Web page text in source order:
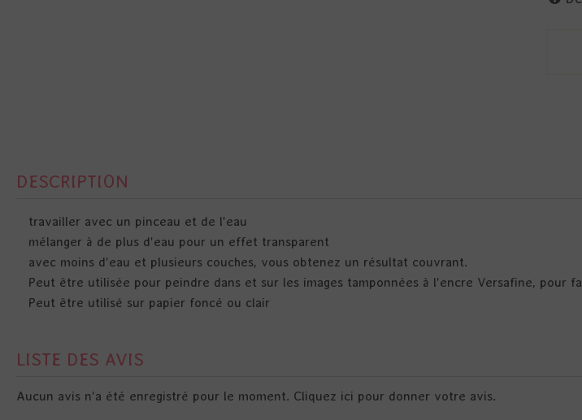
DESCRIPTION
travailler avec un pinceau et de l'eau
mélanger à de plus d'eau pour un effet transparent
avec moins d'eau et plusieurs couches, vous obtenez un résultat couvrant.
Peut être utilisée pour peindre dans et sur les images tamponnées à l'encre Versafine, pour
Peut être utilisé sur papier foncé ou clair
LISTE DES AVIS
Aucun avis n'a été enregistré pour le moment. Cliquez ici pour donner votre avis.